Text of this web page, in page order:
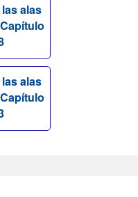
alas
alas